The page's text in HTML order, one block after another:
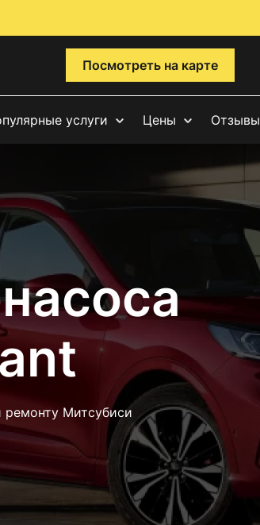
Посмотреть на карте
услуги Цены Отзывы
ремонту Митсубиси